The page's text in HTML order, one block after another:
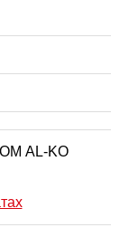
AL-KO